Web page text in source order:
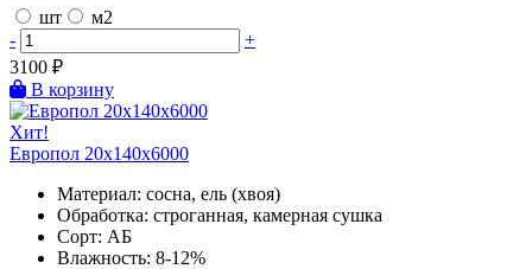
шт
м2
-
+
3100 ₽
В корзину
Хит!
Европол 20х140х6000
Материал: сосна, ель (хвоя)
Обработка: строганная, камерная сушка
Сорт: АБ
Влажность: 8-12%